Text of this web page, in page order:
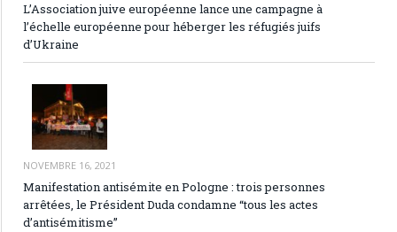
L’Association juive européenne lance une campagne à
l’échelle européenne pour héberger les réfugiés juifs
d’Ukraine
NOVEMBRE 16, 2021
Manifestation antisémite en Pologne : trois personnes
arrêtées, le Président Duda condamne “tous les actes
d’antisémitisme”